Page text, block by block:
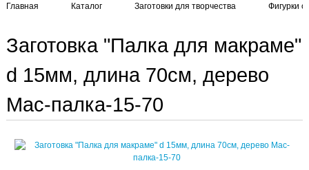
Главная Каталог Заготовки для творчества Фигурки
Заготовка "Палка для макраме"
d 15мм, длина 70см, дерево
Мас-палка-15-70